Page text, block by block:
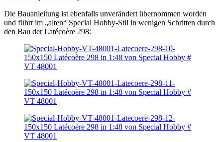
Die Bauanleitung ist ebenfalls unverändert übernommen worden
und führt im „alten“ Special Hobby-Stil in wenigen Schritten durch
den Bau der Latécoère 298: